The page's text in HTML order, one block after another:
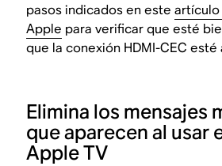
pasos indicados en este
Apple para verificar que esté
que la conexión HDMI-CEC esté
Elimina los mensajes
que aparecen al usar
Apple TV